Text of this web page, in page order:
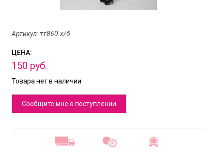
Артикул: тт860-х/б
ЦЕНА:
150 руб.
Товара нет в наличии
Сообщите мне о поступлении